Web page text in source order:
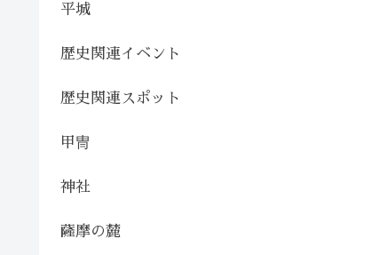
平城
歴史関連イベント
歴史関連スポット
甲冑
神社
薩摩の麓